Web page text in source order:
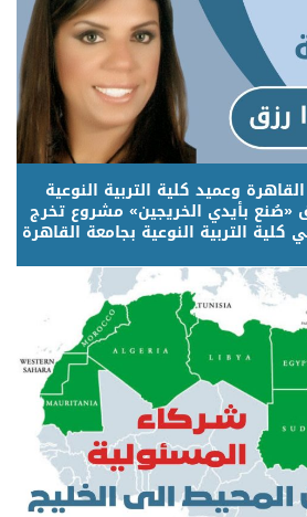
وعميد كلية التربية النوعية
«صُنع بأيدي الخريجين» مشروع تخرج
التربية النوعية بجامعة القاهرة